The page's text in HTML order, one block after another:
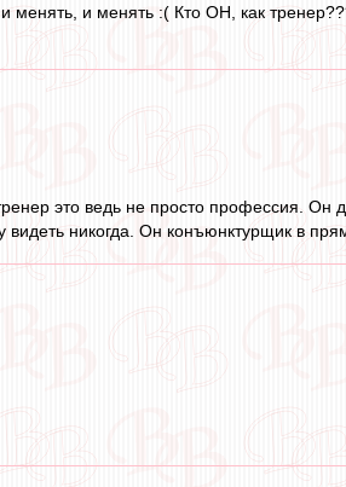
менять, и менять :( Кто ОН, как
это ведь не просто профессия. Он
видеть никогда. Он конъюнктурщик в